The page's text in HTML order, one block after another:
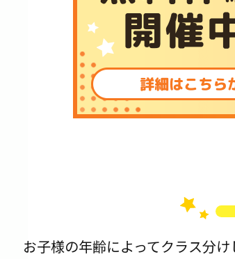
お子様の年齢によってクラス分け